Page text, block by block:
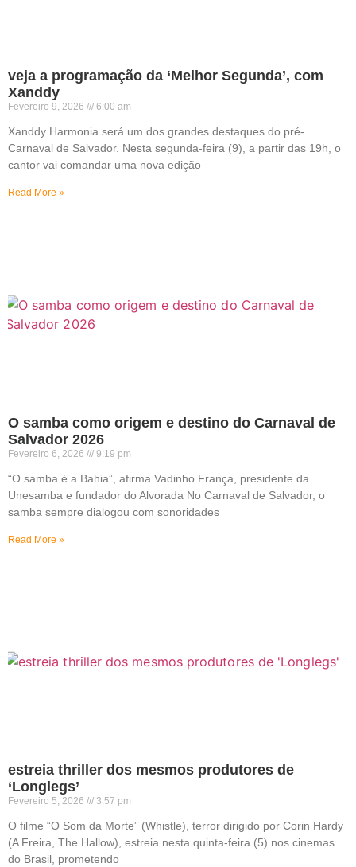
veja a programação da ‘Melhor Segunda’, com
Xanddy
Fevereiro 9, 2026 6:00 am
Xanddy Harmonia será um dos grandes destaques do pré-
Carnaval de Salvador. Nesta segunda-feira (9), a partir das 19h, o
cantor vai comandar uma nova edição
Read More »
O samba como origem e destino do Carnaval de
Salvador 2026
Fevereiro 6, 2026 9:19 pm
“O samba é a Bahia”, afirma Vadinho França, presidente da
Unesamba e fundador do Alvorada No Carnaval de Salvador, o
samba sempre dialogou com sonoridades
Read More »
estreia thriller dos mesmos produtores de
‘Longlegs’
Fevereiro 5, 2026 3:57 pm
O filme “O Som da Morte” (Whistle), terror dirigido por Corin Hardy
(A Freira, The Hallow), estreia nesta quinta-feira (5) nos cinemas
do Brasil, prometendo